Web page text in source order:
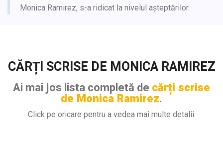
Monica Ramirez, s-a ridicat la nivelul așteptărilor.
CĂRȚI SCRISE DE MONICA RAMIREZ
Ai mai jos lista completă de cărți scrise
de Monica Ramirez.
Click pe oricare pentru a vedea mai multe detalii.